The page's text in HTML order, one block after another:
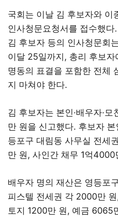
국회는 이날 김 후보자와 이
인사청문요청서를 접수했
김 후보자 등의 인사청문회
이달 25일까지, 총리 후보
명동의 표결을 포함한 전체
지 마쳐야 한다.
김 후보자는 본인·배우자·
만 원을 신고했다. 후보자
등포구 대림동 사무실 전세
만 원, 사인간 채무 1억4000
배우자 명의 재산은 영등포
피스텔 전세권 각 2000만
토지 1200만 원, 예금 6065